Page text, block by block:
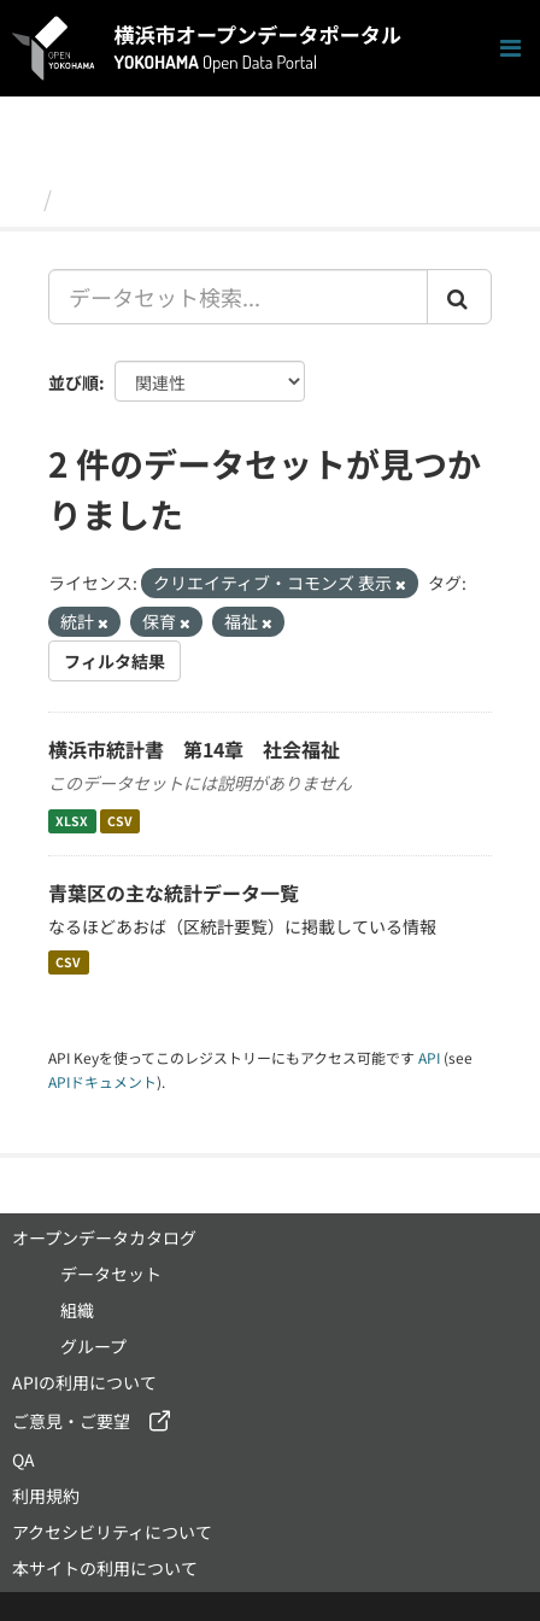
キ
並び順
2 件のデータセットが見つか
りました
ライセンス: クリエイティブ・コモンズ 表示
タグ:
統計
保育
福祉
フィルタ結果
横浜市統計書 第14章 社会福祉
このデータセットには説明がありません
XLSX CSV
青葉区の主な統計データ一覧
なるほどあおば（区統計要覧）に掲載している情報
CSV
API Keyを使ってこのレジストリーにもアクセス可能です API (see
APIドキュメント).
オープンデータカタログ
データセット
組織
グループ
APIの利用について
ご意見・ご要望
QA
利用規約
アクセシビリティについて
本サイトの利用について